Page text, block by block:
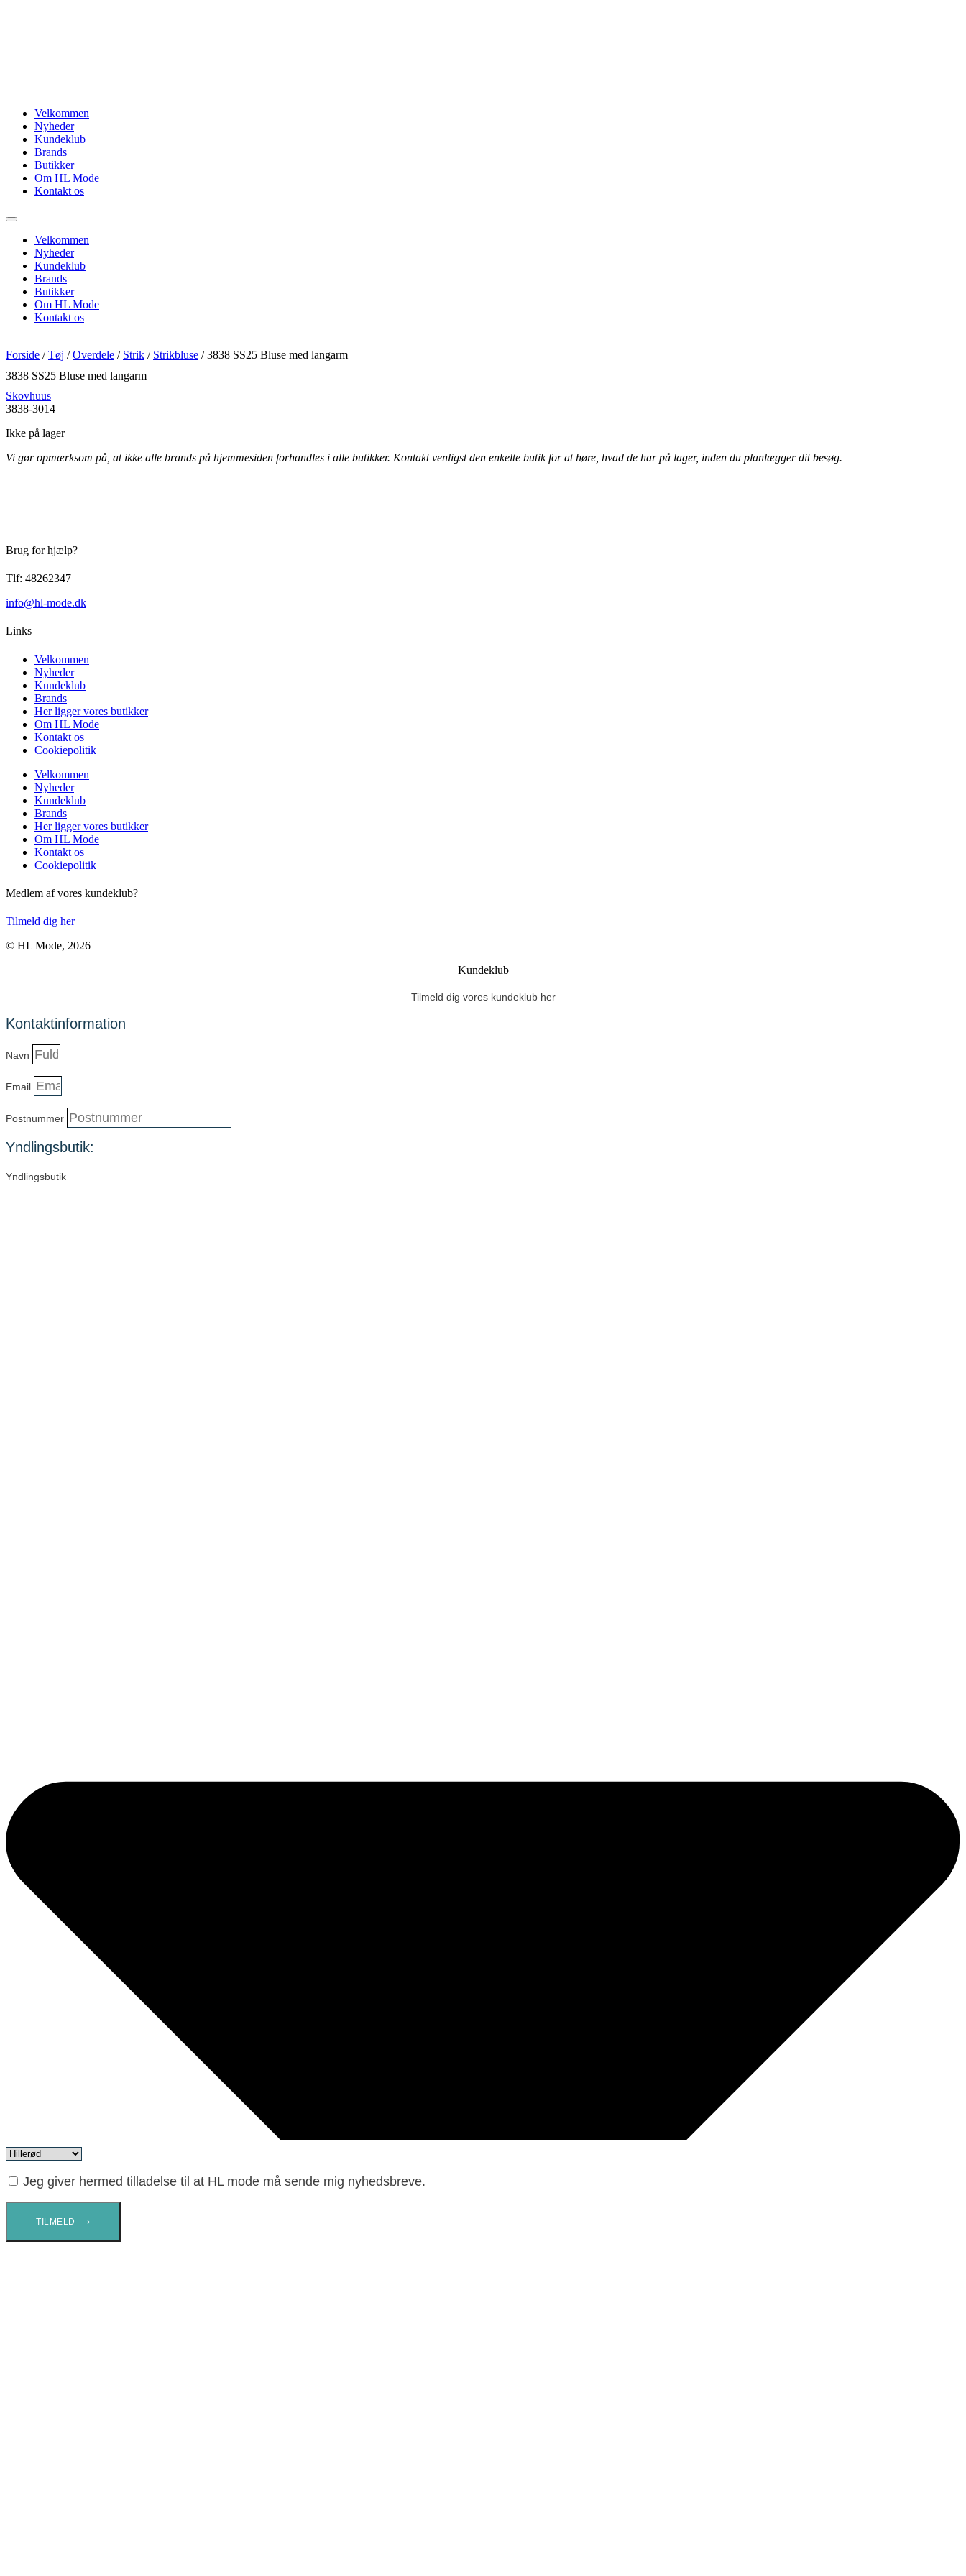
Velkommen
Nyheder
Kundeklub
Brands
Butikker
Om HL Mode
Kontakt os
Velkommen
Nyheder
Kundeklub
Brands
Butikker
Om HL Mode
Kontakt os
Forside /Tøj /Overdele / Strik / Strikbluse / 3838 SS25 Bluse med langarm
3838 SS25 Bluse med langarm
Skovhuus
3838-3014
Ikke på lager
Vi gør opmærksom på, at ikke alle brands på hjemmesiden forhandles i alle butikker. Kontakt venligst den enkelte butik for at høre, hvad de har på lager, inden du planlægger dit besøg.
Brug for hjælp?
Tlf: 48262347
info@hl-mode.dk
Links
Velkommen
Nyheder
Kundeklub
Brands
Her ligger vores butikker
Om HL Mode
Kontakt os
Cookiepolitik
Velkommen
Nyheder
Kundeklub
Brands
Her ligger vores butikker
Om HL Mode
Kontakt os
Cookiepolitik
Medlem af vores kundeklub?
Tilmeld dig her
© HL Mode, 2026
Kundeklub
Tilmeld dig vores kundeklub her
Kontaktinformation
Navn
Email
Postnummer
Yndlingsbutik:
Yndlingsbutik
Jeg giver hermed tilladelse til at HL mode må sende mig nyhedsbreve.
TILMELD ⟶